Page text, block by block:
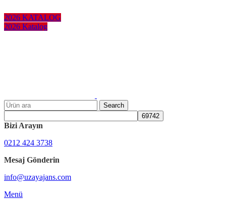
2026 KATALOG
2026 Katalog
Search
Bizi Arayın
0212 424 3738
Mesaj Gönderin
info@uzayajans.com
Menü